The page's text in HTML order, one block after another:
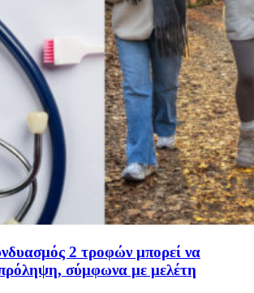
2 τροφών μπορεί να
σύμφωνα με μελέτη